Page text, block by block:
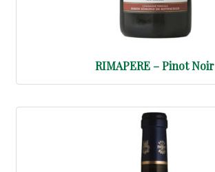
RIMAPERE – Pinot Noir